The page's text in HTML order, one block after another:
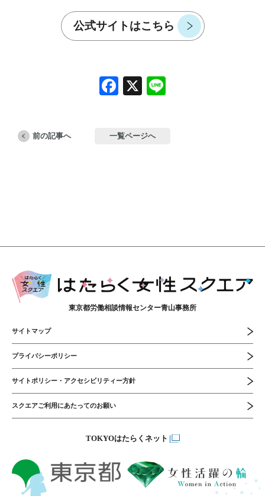
公式サイトはこちら
Facebook
X
前の記事へ 一覧ページへ
東京都労働相談情報センター青山事務所
サイトマップ
プライバシーポリシー
サイトポリシー・アクセシビリティー方針
スクエアご利用にあたってのお願い
TOKYOはたらくネット